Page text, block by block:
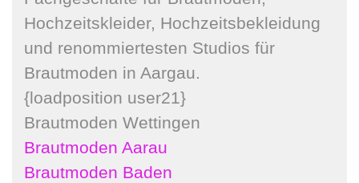
Hochzeitskleider, Hochzeitsbekleidung
und renommiertesten Studios für
Brautmoden in Aargau.
{loadposition user21}
Brautmoden Wettingen
Brautmoden Aarau
Brautmoden Baden